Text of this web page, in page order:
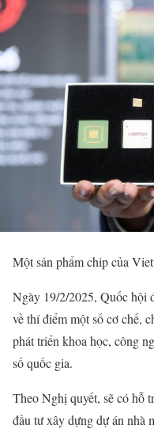
Một sản phẩm chip của
Ngày 19/2/2025, Quốc hội
về thí điểm một số cơ chế,
phát triển khoa học, công
số quốc gia.
Theo Nghị quyết, sẽ có hỗ
đầu tư xây dựng dự án nhà